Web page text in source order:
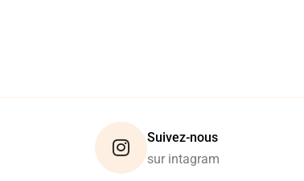
Suivez-nous
sur intagram